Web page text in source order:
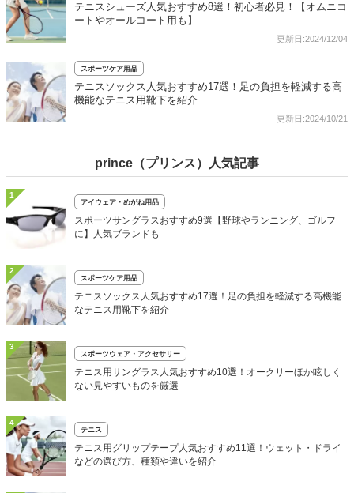
テニスシューズ人気おすすめ8選！初心者必見！【オムニコ
ートやオールコート用も】
更新日:2024/12/04
スポーツケア用品
テニスソックス人気おすすめ17選！足の負担を軽減する高
機能なテニス用靴下を紹介
更新日:2024/10/21
prince（プリンス）人気記事
1
アイウェア・めがね用品
スポーツサングラスおすすめ9選【野球やランニング、ゴルフ
に】人気ブランドも
2
スポーツケア用品
テニスソックス人気おすすめ17選！足の負担を軽減する高機能
なテニス用靴下を紹介
3
スポーツウェア・アクセサリー
テニス用サングラス人気おすすめ10選！オークリーほか眩しく
ない見やすいものを厳選
4
テニス
テニス用グリップテープ人気おすすめ11選！ウェット・ドライ
などの選び方、種類や違いを紹介